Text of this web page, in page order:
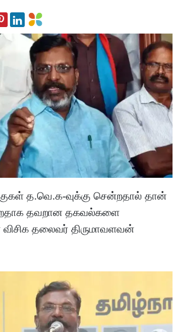
த.வெ.க-வுக்கு சென்றதால் தான்
தவறான தகவல்களை
விசிக தலைவர் திருமாவளவன்